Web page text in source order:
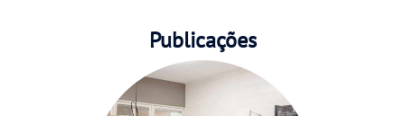
Publicações